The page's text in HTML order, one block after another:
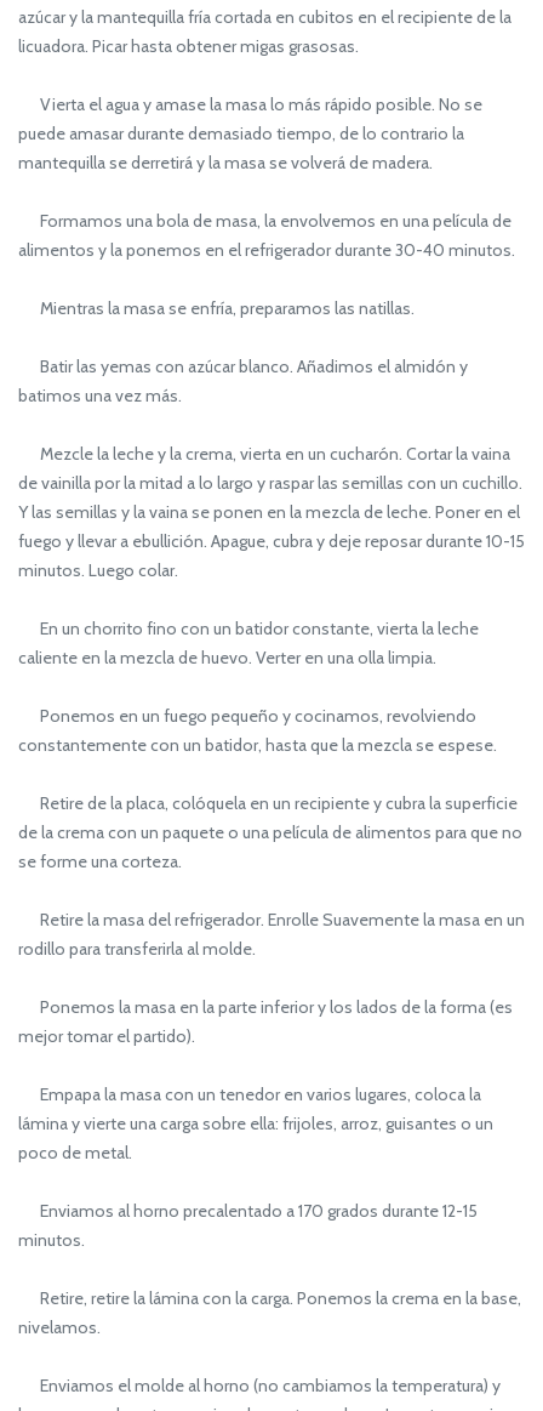
azúcar y la mantequilla fría cortada en cubitos en el recipiente de la
licuadora. Picar hasta obtener migas grasosas.
Vierta el agua y amase la masa lo más rápido posible. No se
puede amasar durante demasiado tiempo, de lo contrario la
mantequilla se derretirá y la masa se volverá de madera.
Formamos una bola de masa, la envolvemos en una película de
alimentos y la ponemos en el refrigerador durante 30-40 minutos.
Mientras la masa se enfría, preparamos las natillas.
Batir las yemas con azúcar blanco. Añadimos el almidón y
batimos una vez más.
Mezcle la leche y la crema, vierta en un cucharón. Cortar la vaina
de vainilla por la mitad a lo largo y raspar las semillas con un cuchillo.
Y las semillas y la vaina se ponen en la mezcla de leche. Poner en el
fuego y llevar a ebullición. Apague, cubra y deje reposar durante 10-15
minutos. Luego colar.
En un chorrito fino con un batidor constante, vierta la leche
caliente en la mezcla de huevo. Verter en una olla limpia.
Ponemos en un fuego pequeño y cocinamos, revolviendo
constantemente con un batidor, hasta que la mezcla se espese.
Retire de la placa, colóquela en un recipiente y cubra la superficie
de la crema con un paquete o una película de alimentos para que no
se forme una corteza.
Retire la masa del refrigerador. Enrolle Suavemente la masa en un
rodillo para transferirla al molde.
Ponemos la masa en la parte inferior y los lados de la forma (es
mejor tomar el partido).
Empapa la masa con un tenedor en varios lugares, coloca la
lámina y vierte una carga sobre ella: frijoles, arroz, guisantes o un
poco de metal.
Enviamos al horno precalentado a 170 grados durante 12-15
minutos.
Retire, retire la lámina con la carga. Ponemos la crema en la base,
nivelamos.
Enviamos el molde al horno (no cambiamos la temperatura) y